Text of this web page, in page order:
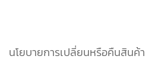
นโยบายการเปลี่ยนหรือคืนสินค้า